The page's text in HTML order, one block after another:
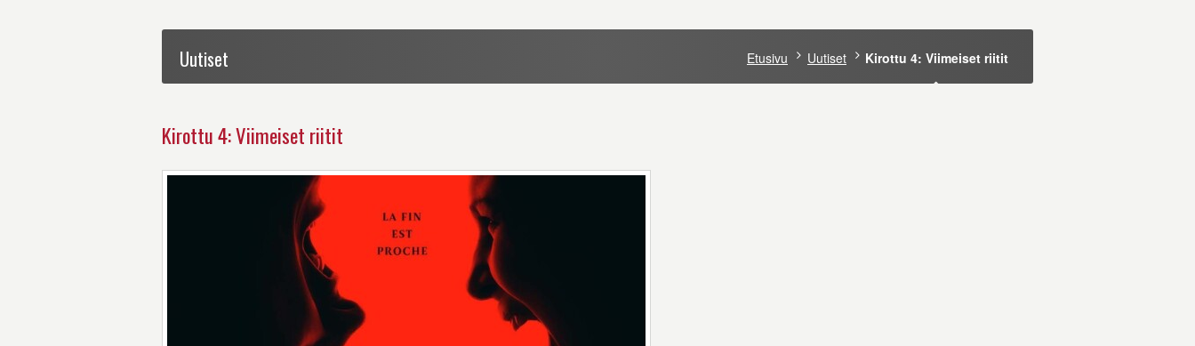
Uutiset Etusivu Uutiset Kirottu 4: Viimeiset riitit
Kirottu 4: Viimeiset riitit